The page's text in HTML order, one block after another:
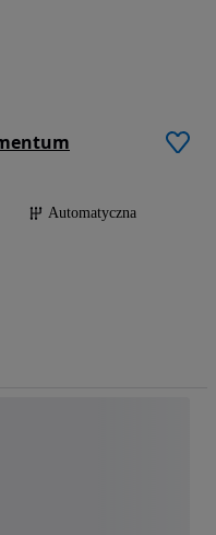
Automatyczna